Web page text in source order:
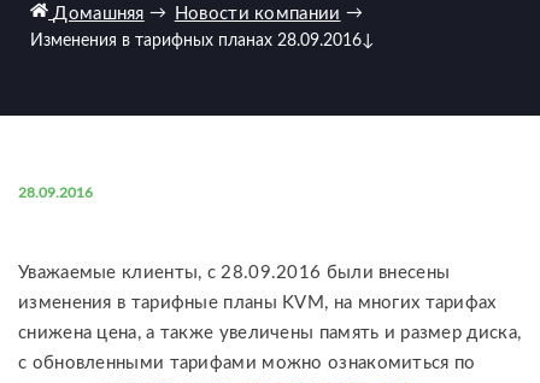
Домашняя → Новости компании →
Изменения в тарифных планах 28.09.2016↓
28.09.2016
Уважаемые клиенты, c 28.09.2016 были внесены
изменения в тарифные планы KVM, на многих тарифах
снижена цена, а также увеличены память и размер диска,
с обновленными тарифами можно ознакомиться по